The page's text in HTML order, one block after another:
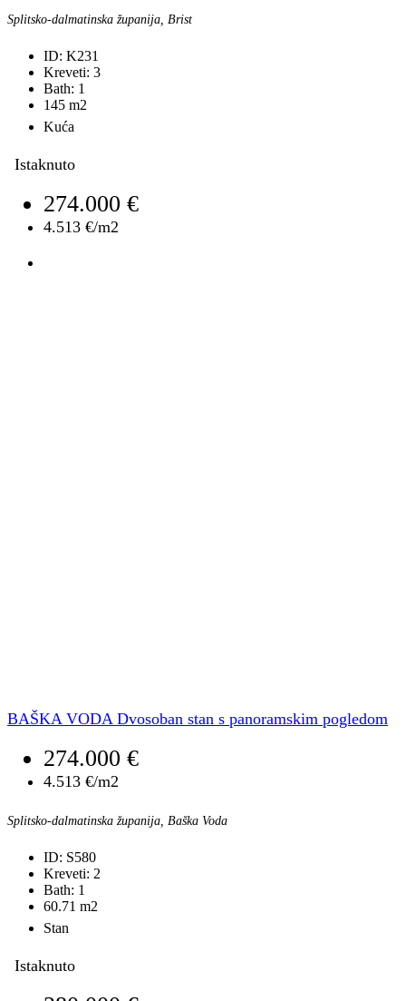
Splitsko-dalmatinska županija, Brist
ID: K231
Kreveti: 3
Bath: 1
145 m2
Kuća
Istaknuto
274.000 €
4.513 €/m2
BAŠKA VODA Dvosoban stan s panoramskim pogledom
274.000 €
4.513 €/m2
Splitsko-dalmatinska županija, Baška Voda
ID: S580
Kreveti: 2
Bath: 1
60.71 m2
Stan
Istaknuto